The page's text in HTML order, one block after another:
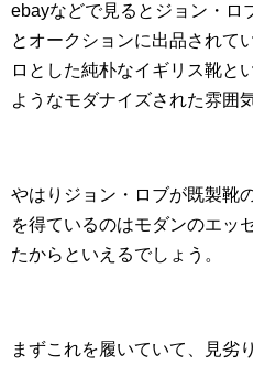
ebayなどで見るとジョン・ロ
とオークションに出品されて
ロとした純朴なイギリス靴と
ようなモダナイズされた雰囲
やはりジョン・ロブが既製靴
を得ているのはモダンのエッ
たからといえるでしょう。
まずこれを履いていて、見劣